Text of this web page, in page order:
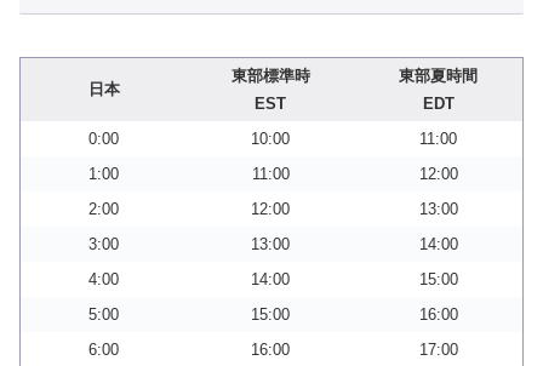
日本
東部標準時
EST
東部夏時間
EDT
0:00
10:00
11:00
1:00
11:00
12:00
2:00
12:00
13:00
3:00
13:00
14:00
4:00
14:00
15:00
5:00
15:00
16:00
6:00
16:00
17:00